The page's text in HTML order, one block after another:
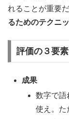
れることが重要
るためのテクニ
評価の３要素
成果
数字で語
使え。た